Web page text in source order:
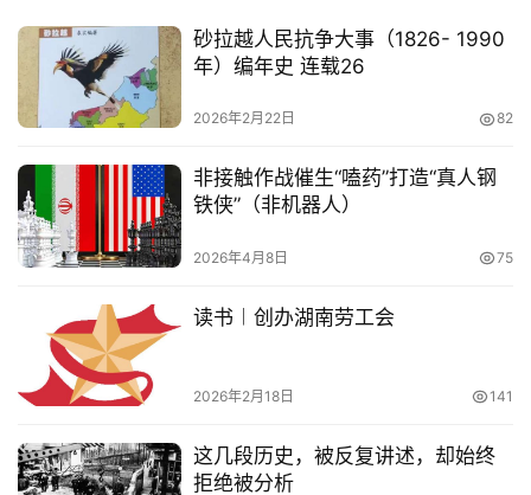
砂拉越人民抗争大事（1826- 1990
年）编年史 连载26
2026年2月22日 82
非接触作战催生“嗑药”打造“真人钢
铁侠”（非机器人）
2026年4月8日 75
读书︱创办湖南劳工会
2026年2月18日 141
这几段历史，被反复讲述，却始终
拒绝被分析